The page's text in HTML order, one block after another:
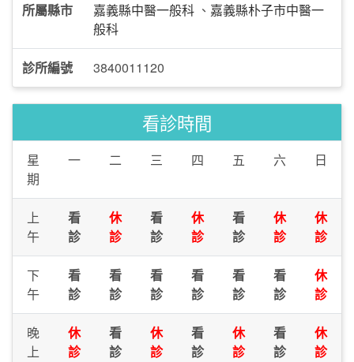
所屬縣市 嘉義縣中醫一般科 、 嘉義縣朴子市中醫一
般科
診所編號 3840011120
看診時間
星
期
一 二 三 四 五 六 日
上
午
看
診
休
診
看
診
休
診
看
診
休
診
休
診
下
午
看
診
看
診
看
診
看
診
看
診
看
診
休
診
晚
上
休
診
看
診
休
診
看
診
休
診
看
診
休
診